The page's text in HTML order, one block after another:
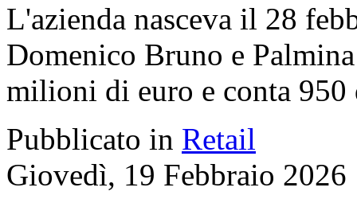
L'azienda nasceva il 28
Domenico Bruno e
milioni di euro e conta 950
Pubblicato in Retail
Giovedì, 19 Febbraio 2026